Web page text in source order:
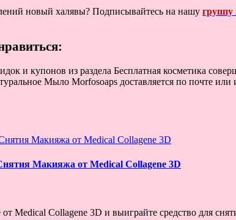
новый халявы? Подписывайтесь на нашу
и купонов из раздела Бесплатная косметика
Мыло Morfosoaps доставляется по почте
Макияжа от Medical Collagene 3D
Medical Collagene 3D и выиграйте средство для